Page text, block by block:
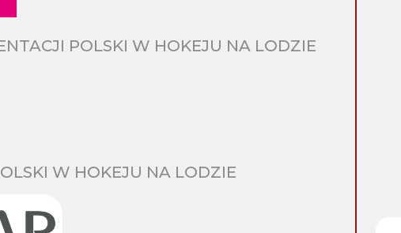
POLSKI W HOKEJU NA LODZIE
W HOKEJU NA LODZIE